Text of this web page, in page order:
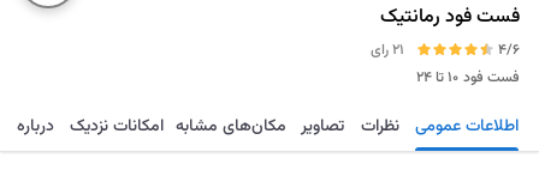
فست فود رمانتیک
4/6
21 رای
فست فود ۱۰ تا ۲۴
مسیریابی ذخیره ارسال اینستاگرام اطلاعات عمومی نظرات تصاویر مکان‌های مشابه امکانات نزدیک درباره